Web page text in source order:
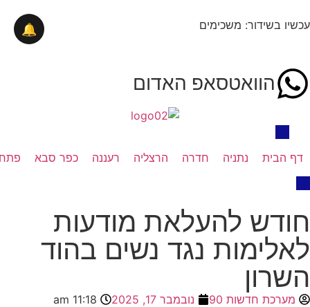
עכשיו בשידור: משכימים
הוואטסאפ האדום
דף הבית נתניה חדרה הרצליה רעננה כפר סבא
חודש להעלאת מודעות
לאלימות נגד נשים בהוד
השרון
מערכת חדשות 90 נובמבר 17, 2025 11:18 am
🔔